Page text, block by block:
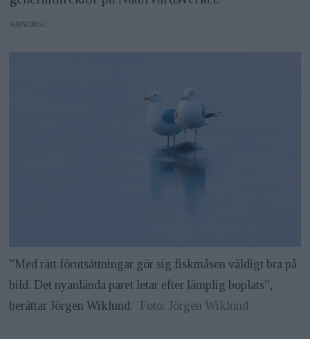
ANNONS
”Med rätt förutsättningar gör sig fiskmåsen väldigt bra på
bild. Det nyanlända paret letar efter lämplig boplats”,
berättar Jörgen Wiklund.
Foto: Jörgen Wiklund